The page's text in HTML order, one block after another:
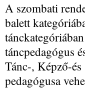
A szombati
balett
táncpedagógus
Tánc-, Képző-
pedagógusa